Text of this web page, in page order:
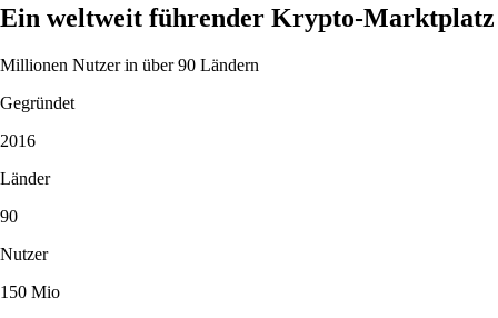
Ein weltweit führender Krypto-Marktplatz
Millionen Nutzer in über 90 Ländern
Gegründet
2016
Länder
90
Nutzer
150 Mio